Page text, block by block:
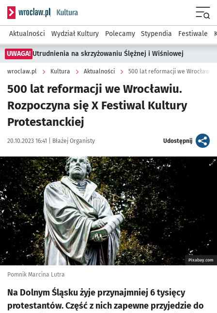
Serwis informacyjny wroclaw.pl podserwis: Kultura
Aktualności Wydział Kultury Polecamy Stypendia Festiwale
UWAGA! Utrudnienia na skrzyżowaniu Ślężnej i Wiśniowej
wroclaw.pl Kultura Aktualności 500 lat reformacji we
500 lat reformacji we Wrocławiu.
Rozpoczyna się X Festiwal Kultury
Protestanckiej
Data publikacji:
20.10.2023 16:41 | Autor:
Błażej Organisty Udostępnijartykuł
Kliknij, aby powiększyć
Pixabay.com
Pomnik Marcina Lutra
Na Dolnym Śląsku żyje przynajmniej 6 tysięcy
protestantów. Część z nich zapewne przyjedzie do